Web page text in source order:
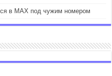
в MAX под чужим номером